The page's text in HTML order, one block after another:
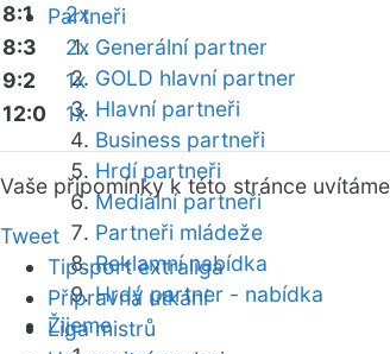
Partneři
Generální partner
GOLD hlavní partner
Hlavní partneři
Business partneři
Hrdí partneři
Mediální partneři
Partneři mládeže
Reklamní nabídka
Hrdý partner - nabídka
Žijeme
8:1
2x
8:3
2x
9:2
1x
12:0
1x
Vaše připomínky k této stránce
Tweet
Tipsport extraliga
Přípravná utkání
Liga mistrů